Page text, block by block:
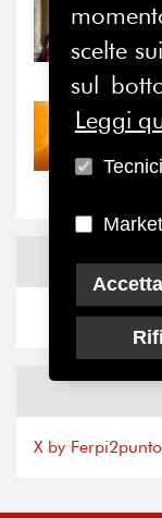
31/07/
il
30/07/
X by
scelte
sul
Leggi
Tecnici